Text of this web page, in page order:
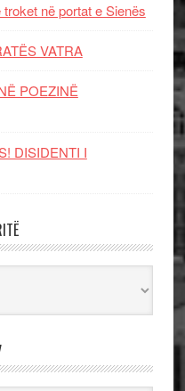
në portat e Sienës
VATRA
POEZINË
DISIDENTI I